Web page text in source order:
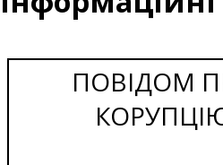
ПОВІДОМ